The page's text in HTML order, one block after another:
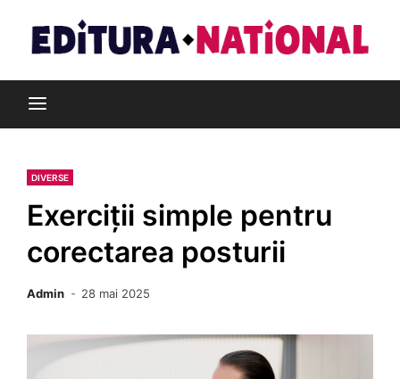
content
Editura Național
DIVERSE
Exerciții simple pentru
corectarea posturii
Admin 28 mai 2025